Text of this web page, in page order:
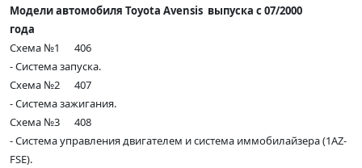
Модели автомобиля Toyota Avensis выпуска с 07/2000
года
Схема №1 406
- Система запуска.
Схема №2 407
- Система зажигания.
Схема №3 408
- Система управления двигателем и система иммобилайзера (1AZ-
FSE).